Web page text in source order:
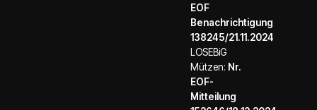
EOF
Benachrichtigung
138245/21.11.2024
LOSEBiG
Mützen: Nr.
EOF-
Mitteilung